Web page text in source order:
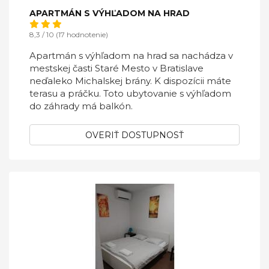
APARTMÁN S VÝHĽADOM NA HRAD
8,3 / 10 (17 hodnotenie)
Apartmán s výhľadom na hrad sa nachádza v
mestskej časti Staré Mesto v Bratislave
neďaleko Michalskej brány. K dispozícii máte
terasu a práčku. Toto ubytovanie s výhľadom
do záhrady má balkón.
OVERIŤ DOSTUPNOSŤ